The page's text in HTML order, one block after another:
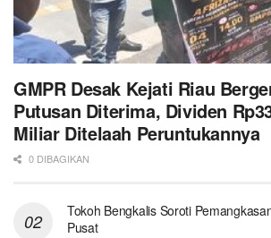
GMPR Desak Kejati Riau
Putusan Diterima, Dividen
Miliar Ditelaah Peruntukannya
0 DIBAGIKAN
Tokoh Bengkalis Soroti
Pusat